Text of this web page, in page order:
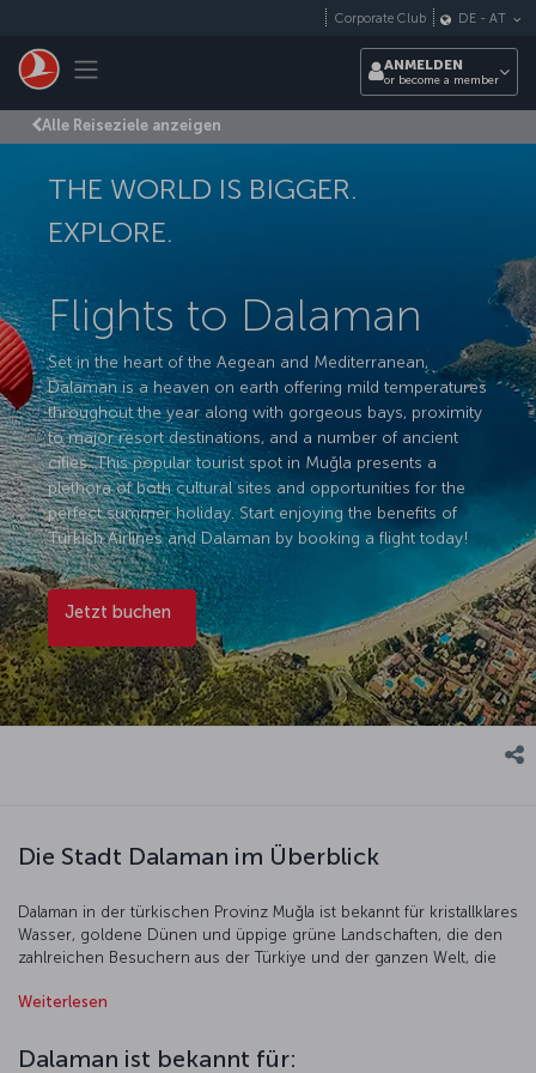
Toggle navigation
Corporate Club DE - AT
ANMELDEN
or become a member
Alle Reiseziele anzeigen
THE WORLD IS BIGGER.
EXPLORE.
Flights to Dalaman
Set in the heart of the Aegean and Mediterranean,
Dalaman is a heaven on earth offering mild temperatures
throughout the year along with gorgeous bays, proximity
to major resort destinations, and a number of ancient
cities. This popular tourist spot in Muğla presents a
plethora of both cultural sites and opportunities for the
perfect summer holiday. Start enjoying the benefits of
Turkish Airlines and Dalaman by booking a flight today!
Jetzt buchen
Die Stadt Dalaman im Überblick
Dalaman in der türkischen Provinz Muğla ist bekannt für kristallklares
Wasser, goldene Dünen und üppige grüne Landschaften, die den
zahlreichen Besuchern aus der Türkiye und der ganzen Welt, die
Dalaman ist ein ausgezeichneter Ausgangspunkt für Ausflüge an die
eine Reihe von Attraktionen bietet. Zu den bekannten
Weiterlesen
Dalaman ist bekannt für: